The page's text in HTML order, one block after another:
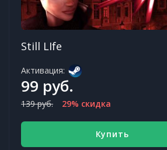
Still LIfe
Активация:
99 руб.
139 руб. 29% скидка
Купить